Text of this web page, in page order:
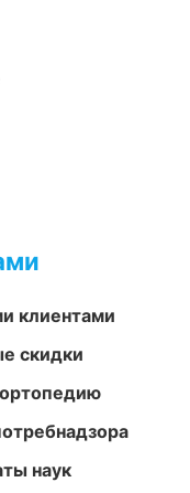
клиентами
скидки
наук